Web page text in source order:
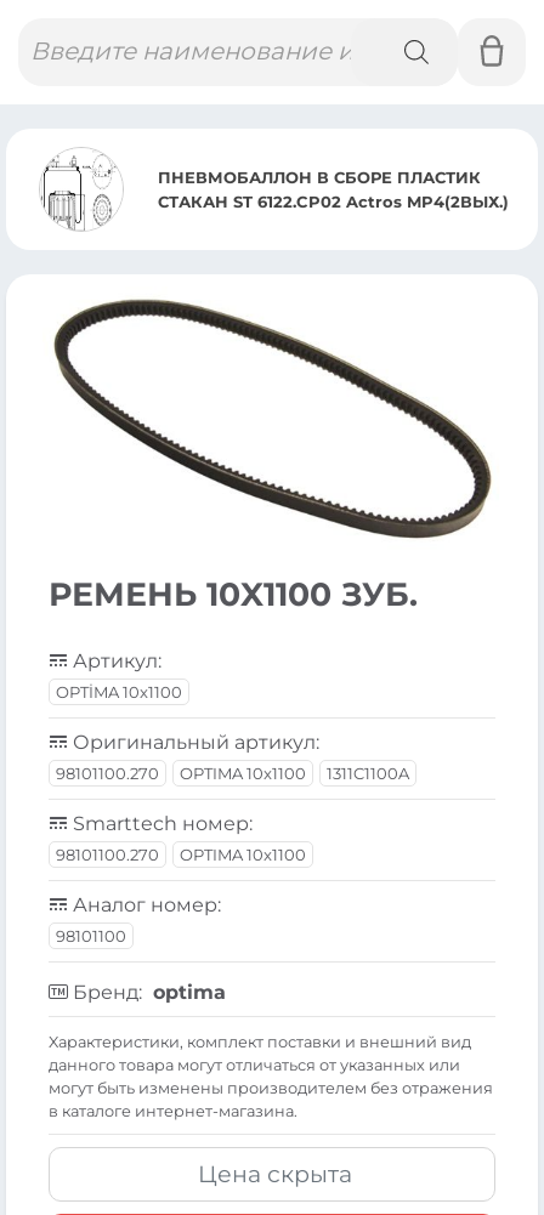
товаров
ПНЕВМОБАЛЛОН В СБОРЕ ПЛАСТИК
СТАКАН ST 6122.CP02 Actros MP4(2ВЫХ.)
РЕМЕНЬ 10X1100 ЗУБ.
Артикул:
OPTİMA 10x1100
Оригинальный артикул:
98101100.270 OPTIMA 10x1100 1311C1100A
Smarttech номер:
98101100.270 OPTIMA 10x1100
Аналог номер:
98101100
Бренд: optima
Xарактеристики, комплект поставки и внешний вид
данного товара могут отличаться от указанных или
могут быть изменены производителем без отражения
в каталоге интернет-магазина.
Цена скрыта